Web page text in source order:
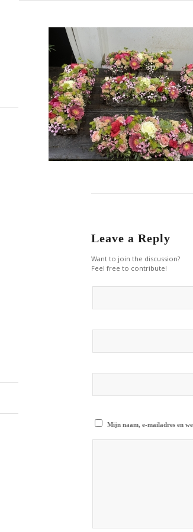
Leave a Reply
Want to join the discussion?
Feel free to contribute!
Mijn naam, e-mailadres en